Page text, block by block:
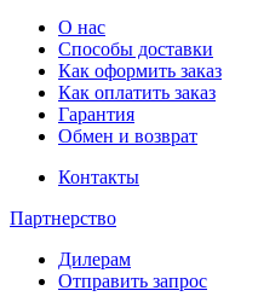
О нас
Способы доставки
Как оформить заказ
Как оплатить заказ
Гарантия
Обмен и возврат
Контакты
Партнерство
Дилерам
Отправить запрос